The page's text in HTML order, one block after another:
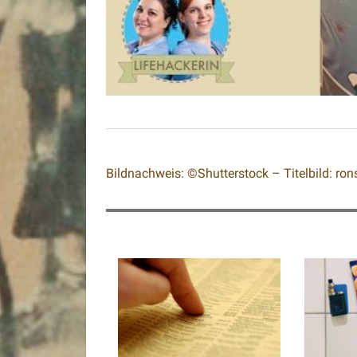
Bildnachweis: ©Shutterstock – Titelbild: